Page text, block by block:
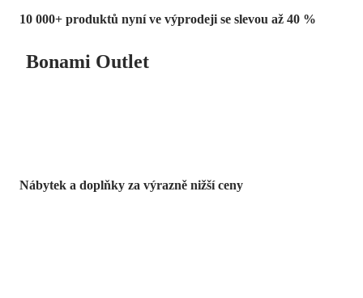
10 000+ produktů nyní ve výprodeji se slevou až 40 %
Bonami Outlet
Nábytek a doplňky za výrazně nižší ceny